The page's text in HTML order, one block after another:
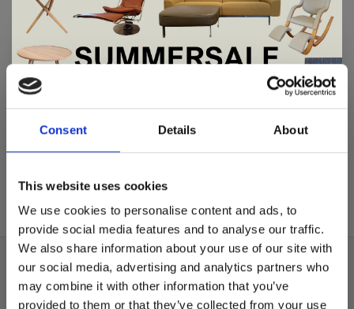
Consent Details About
This website uses cookies
We use cookies to personalise content and ads, to
provide social media features and to analyse our traffic.
We also share information about your use of our site with
our social media, advertising and analytics partners who
may combine it with other information that you’ve
provided to them or that they’ve collected from your use
Varier
Over ons
Algemene voorwaarden
De Summer Sale bij Snip Wonen+ is
gestart!
woonaccessoires aan te schaffen met aantrekkelijke kortingen.
In onze showroom vind je een uitgebreide selectie
designmeubelen van gerenommeerde Nederlandse en Europese
merken. Onder andere showroommodellen vanHarvink ,
Gelderland,Swedese,Sculptures JeuxenArtisanzijn nu extra
voordelig verkrijgbaar. Profiteer van unieke aanbiedingen zolang
de voorraad strekt!